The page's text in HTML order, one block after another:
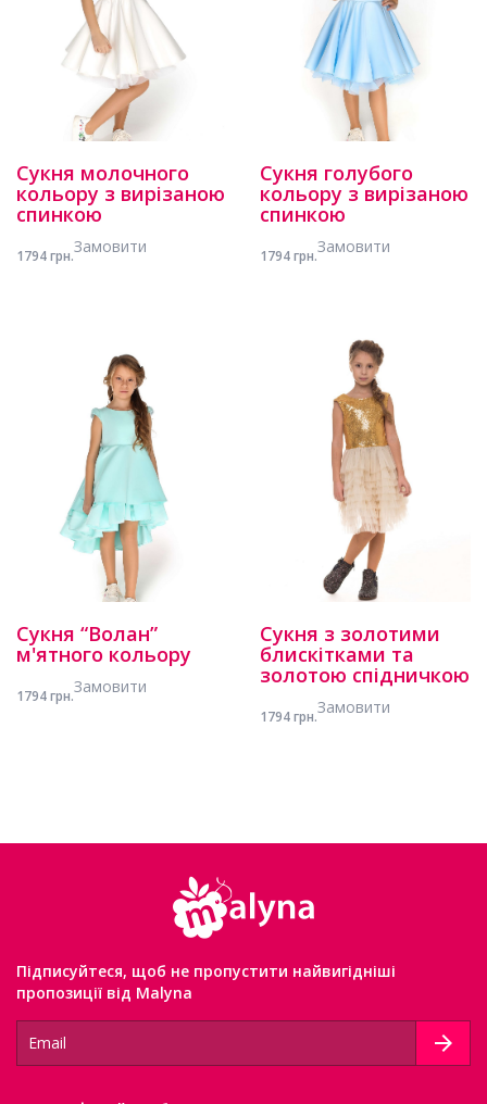
Сукня молочного
кольору з вирізаною
спинкою
1794 грн.Замовити
Сукня голубого
кольору з вирізаною
спинкою
1794 грн.Замовити
Сукня “Волан”
м'ятного кольору
1794 грн.Замовити
Сукня з золотими
блискітками та
золотою спідничкою
1794 грн.Замовити
Підписуйтеся, щоб не пропустити найвигідніші
пропозиції від Malyna